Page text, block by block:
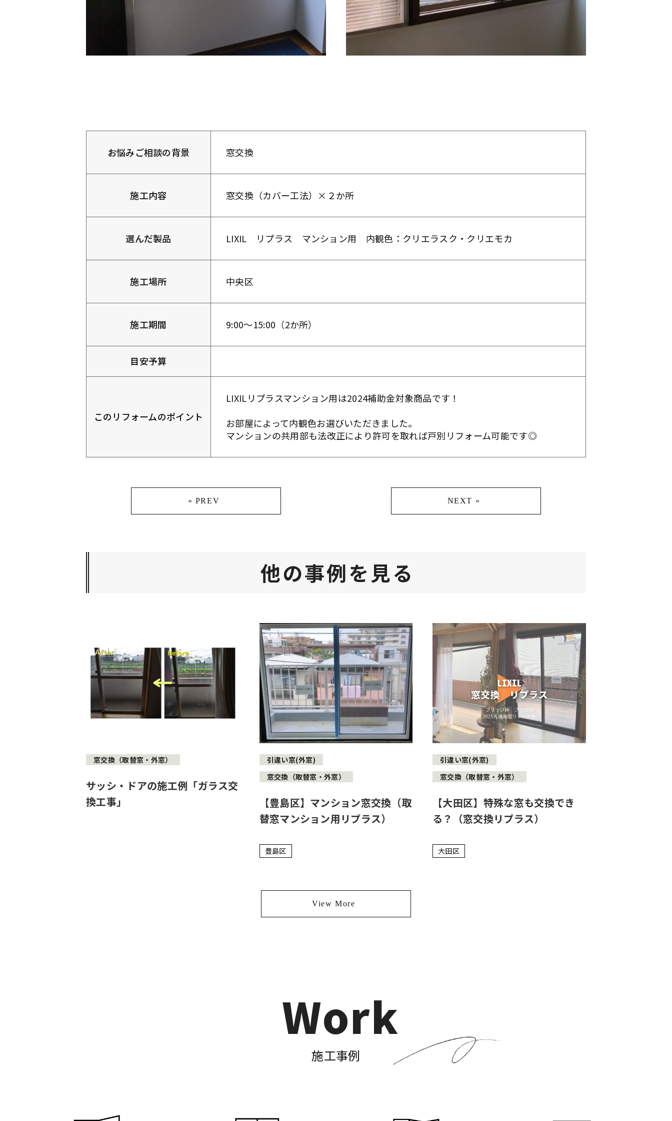
お悩みご相談の背景 窓交換
施工内容 窓交換（カバー工法）×２か所
選んだ製品 LIXIL リプラス マンション用 内観色：クリエラスク・クリエモカ
施工場所 中央区
施工期間 9:00～15:00（2か所）
目安予算
このリフォームのポイント
LIXILリプラスマンション用は2024補助金対象商品です！
お部屋によって内観色お選びいただきました。
マンションの共用部も法改正により許可を取れば戸別リフォーム可能です◎
« PREV NEXT »
他の事例を見る
窓交換（取替窓・外窓）
サッシ・ドアの施工例「ガラス交
換工事」
引違い窓(外窓)
窓交換（取替窓・外窓）
【豊島区】マンション窓交換（取
替窓マンション用リプラス）
豊島区
引違い窓(外窓)
窓交換（取替窓・外窓）
【大田区】特殊な窓も交換でき
る？（窓交換リプラス）
大田区
View More
Work
施工事例